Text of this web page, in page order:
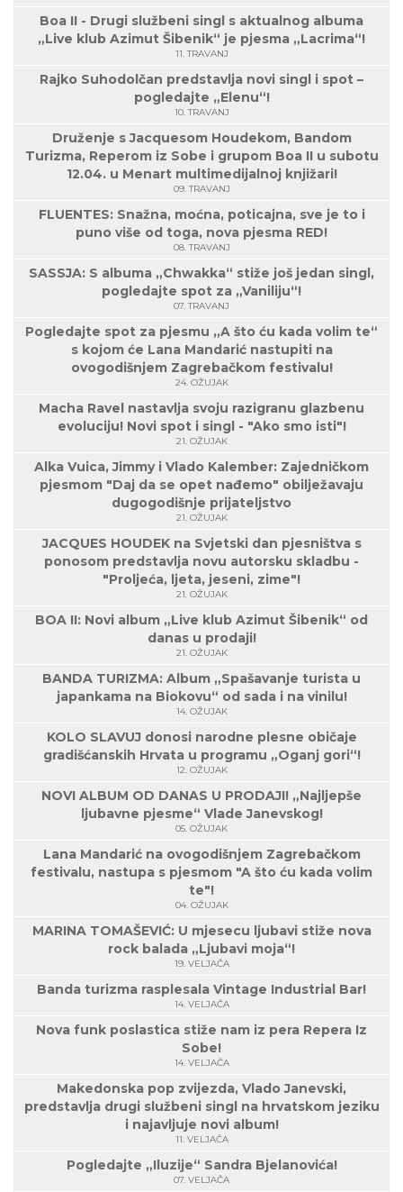
Boa II - Drugi službeni singl s aktualnog albuma
„Live klub Azimut Šibenik“ je pjesma „Lacrima“!
11. TRAVANJ
Rajko Suhodolčan predstavlja novi singl i spot –
pogledajte „Elenu“!
10. TRAVANJ
Druženje s Jacquesom Houdekom, Bandom
Turizma, Reperom iz Sobe i grupom Boa II u subotu
12.04. u Menart multimedijalnoj knjižari!
09. TRAVANJ
FLUENTES: Snažna, moćna, poticajna, sve je to i
puno više od toga, nova pjesma RED!
08. TRAVANJ
SASSJA: S albuma „Chwakka“ stiže još jedan singl,
pogledajte spot za „Vaniliju“!
07. TRAVANJ
Pogledajte spot za pjesmu „A što ću kada volim te“
s kojom će Lana Mandarić nastupiti na
ovogodišnjem Zagrebačkom festivalu!
24. OŽUJAK
Macha Ravel nastavlja svoju razigranu glazbenu
evoluciju! Novi spot i singl - "Ako smo isti"!
21. OŽUJAK
Alka Vuica, Jimmy i Vlado Kalember: Zajedničkom
pjesmom "Daj da se opet nađemo" obilježavaju
dugogodišnje prijateljstvo
21. OŽUJAK
JACQUES HOUDEK na Svjetski dan pjesništva s
ponosom predstavlja novu autorsku skladbu -
"Proljeća, ljeta, jeseni, zime"!
21. OŽUJAK
BOA II: Novi album „Live klub Azimut Šibenik“ od
danas u prodaji!
21. OŽUJAK
BANDA TURIZMA: Album „Spašavanje turista u
japankama na Biokovu“ od sada i na vinilu!
14. OŽUJAK
KOLO SLAVUJ donosi narodne plesne običaje
gradišćanskih Hrvata u programu „Oganj gori“!
12. OŽUJAK
NOVI ALBUM OD DANAS U PRODAJI! „Najljepše
ljubavne pjesme“ Vlade Janevskog!
05. OŽUJAK
Lana Mandarić na ovogodišnjem Zagrebačkom
festivalu, nastupa s pjesmom "A što ću kada volim
te"!
04. OŽUJAK
MARINA TOMAŠEVIĆ: U mjesecu ljubavi stiže nova
rock balada „Ljubavi moja“!
19. VELJAČA
Banda turizma rasplesala Vintage Industrial Bar!
14. VELJAČA
Nova funk poslastica stiže nam iz pera Repera Iz
Sobe!
14. VELJAČA
Makedonska pop zvijezda, Vlado Janevski,
predstavlja drugi službeni singl na hrvatskom jeziku
i najavljuje novi album!
11. VELJAČA
Pogledajte „Iluzije“ Sandra Bjelanovića!
07. VELJAČA